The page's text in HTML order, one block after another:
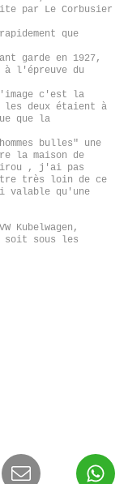
par Le Corbusier
que
garde en 1927,
l'épreuve du
c'est la
les deux étaient à
que la
bulles" une
la maison de
, j'ai pas
très loin de ce
valable qu'une
Kubelwagen,
soit sous les